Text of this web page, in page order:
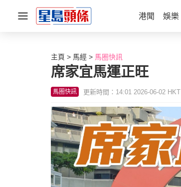
港聞 娛樂
主頁 馬經 馬圈快訊
席家宜馬運正旺
馬圈快訊 更新時間：14:01 2026-06-02 HKT